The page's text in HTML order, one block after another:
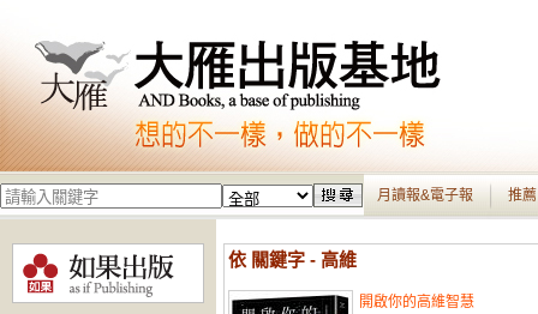
月讀報&電子報 推
依 關鍵字 - 高維
開啟你的高維智慧